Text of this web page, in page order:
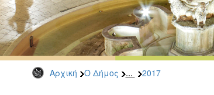
Αρχική Ο Δήμος ... 2017